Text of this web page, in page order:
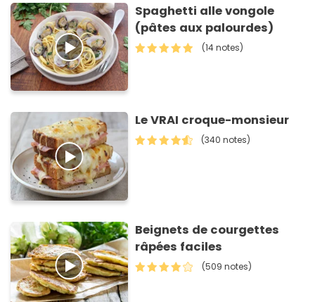
Spaghetti alle vongole
(pâtes aux palourdes)
(14 notes)
Le VRAI croque-monsieur
(340 notes)
Beignets de courgettes
râpées faciles
(509 notes)